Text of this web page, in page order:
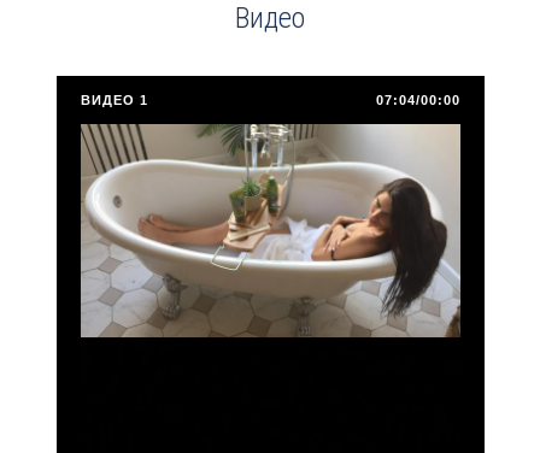
Видео
ВИДЕО 1 07:04/00:00